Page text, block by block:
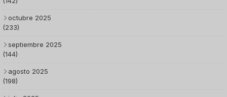
octubre 2025
(233)
septiembre 2025
(144)
agosto 2025
(198)